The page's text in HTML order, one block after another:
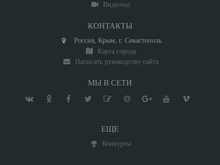
Видеочат
КОНТАКТЫ
Россия, Крым, г. Севастополь
Карта города
Написать руководству сайта
МЫ В СЕТИ
ЕЩЕ
Конкурсы